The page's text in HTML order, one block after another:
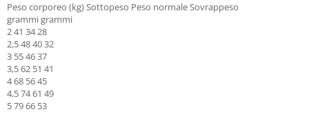
Peso corporeo (kg) Sottopeso Peso normale Sovrappeso
grammi grammi
2 41 34 28
2,5 48 40 32
3 55 46 37
3,5 62 51 41
4 68 56 45
4,5 74 61 49
5 79 66 53